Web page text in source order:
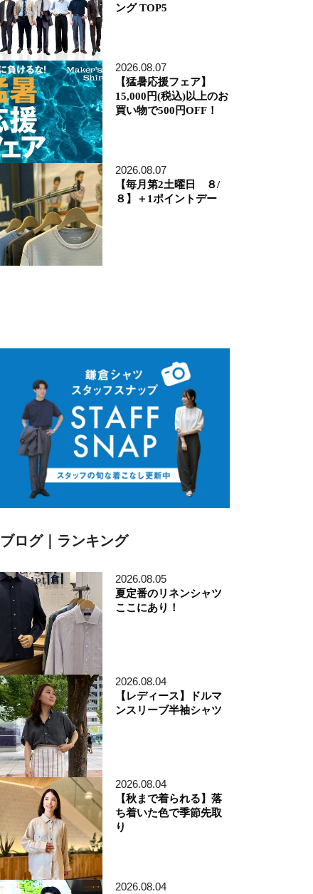
京都四条烏丸 三井ビル店
大阪うめきた店
MEN'S 神戸北野坂店
博多深見パークビルディング店
その他
オンラインショップ
商品企画部
人事部（採用）
プレス
貞末奈名子
ディレクター貞末哲兵
貞末タミ子
鎌倉事業構想室
デザイン開発本部
くろすとしゆき
ング TOP5
2026.08.07
【猛暑応援フェア】
15,000円(税込)以上のお
買い物で500円OFF！
2026.08.07
【毎月第2土曜日 ８/
８】＋1ポイントデー
ブログ｜ランキング
2026.08.05
夏定番のリネンシャツ
ここにあり！
2026.08.04
【レディース】ドルマ
ンスリーブ半袖シャツ
2026.08.04
【秋まで着られる】落
ち着いた色で季節先取
り
2026.08.04